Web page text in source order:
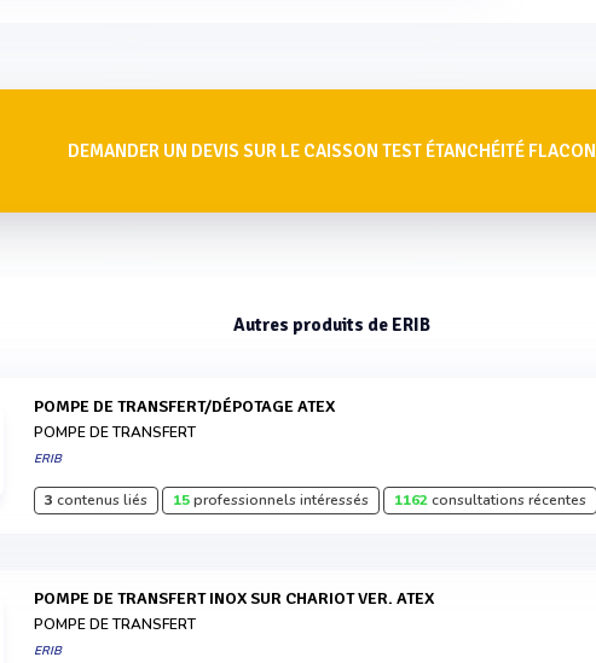
DEMANDER UN DEVIS SUR LE CAISSON TEST ÉTANCHÉITÉ FLACON
Autres produits de ERIB
POMPE DE TRANSFERT/DÉPOTAGE ATEX
POMPE DE TRANSFERT
ERIB
3 contenus liés 15professionnels intéressés 1162consultations récentes
POMPE DE TRANSFERT INOX SUR CHARIOT VER. ATEX
POMPE DE TRANSFERT
ERIB